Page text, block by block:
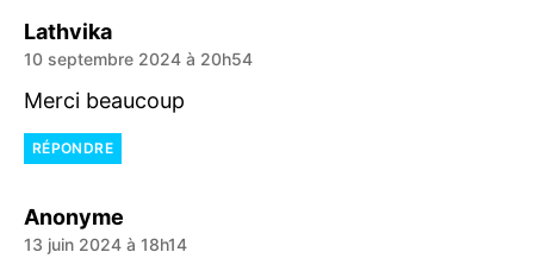
Lathvikadit :
10 septembre 2024 à 20h54
Merci beaucoup
RÉPONDRE
Anonyme
13 juin 2024 à 18h14